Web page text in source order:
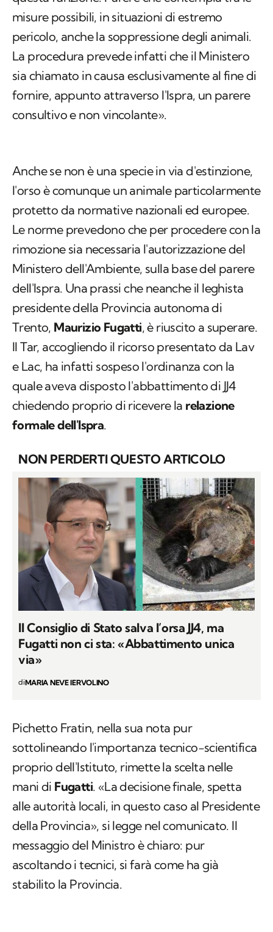
misure possibili, in situazioni di estremo
pericolo, anche la soppressione degli animali.
La procedura prevede infatti che il Ministero
sia chiamato in causa esclusivamente al fine di
fornire, appunto attraverso l'Ispra, un parere
consultivo e non vincolante».
Anche se non è una specie in via d'estinzione,
l'orso è comunque un animale particolarmente
protetto da normative nazionali ed europee.
Le norme prevedono che per procedere con la
rimozione sia necessaria l'autorizzazione del
Ministero dell'Ambiente, sulla base del parere
dell'Ispra. Una prassi che neanche il leghista
presidente della Provincia autonoma di
Trento, Maurizio Fugatti, è riuscito a superare.
Il Tar, accogliendo il ricorso presentato da Lav
e Lac, ha infatti sospeso l'ordinanza con la
quale aveva disposto l'abbattimento di JJ4
chiedendo proprio di ricevere la relazione
formale dell'Ispra.
NON PERDERTI QUESTO ARTICOLO
Il Consiglio di Stato salva l’orsa JJ4, ma
Fugatti non ci sta: «Abbattimento unica
via»
diMARIA NEVE IERVOLINO
Pichetto Fratin, nella sua nota pur
sottolineando l'importanza tecnico-scientifica
proprio dell'Istituto, rimette la scelta nelle
mani di Fugatti. «La decisione finale, spetta
alle autorità locali, in questo caso al Presidente
della Provincia», si legge nel comunicato. Il
messaggio del Ministro è chiaro: pur
ascoltando i tecnici, si farà come ha già
stabilito la Provincia.